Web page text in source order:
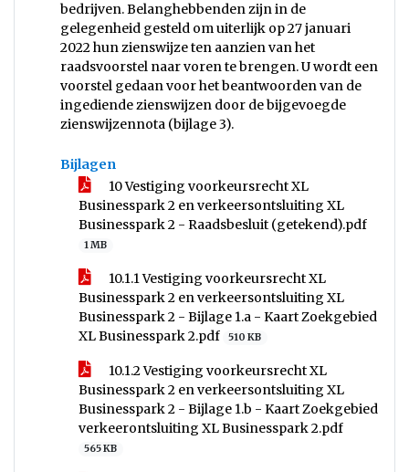
bedrijven. Belanghebbenden zijn in de
gelegenheid gesteld om uiterlijk op 27 januari
2022 hun zienswijze ten aanzien van het
raadsvoorstel naar voren te brengen. U wordt een
voorstel gedaan voor het beantwoorden van de
ingediende zienswijzen door de bijgevoegde
zienswijzennota (bijlage 3).
Bijlagen
10 Vestiging voorkeursrecht XL
Businesspark 2 en verkeersontsluiting XL
Businesspark 2 - Raadsbesluit (getekend).pdf
1 MB
10.1.1 Vestiging voorkeursrecht XL
Businesspark 2 en verkeersontsluiting XL
Businesspark 2 - Bijlage 1.a - Kaart Zoekgebied
XL Businesspark 2.pdf
510 KB
10.1.2 Vestiging voorkeursrecht XL
Businesspark 2 en verkeersontsluiting XL
Businesspark 2 - Bijlage 1.b - Kaart Zoekgebied
verkeerontsluiting XL Businesspark 2.pdf
565 KB